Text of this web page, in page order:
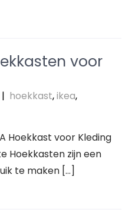
voor
| hoekkast,ikea,
Hoekkast voor Kleding
Hoekkasten zijn een
te maken […]